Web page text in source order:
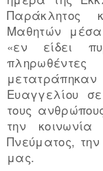
Παράκλητος
Μαθητών
«εν είδει
Ευαγγελίου
τους
την
Πνεύματος,
μας.